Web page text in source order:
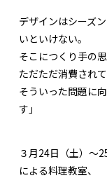
デザインはシーズ
いといけない。
そこにつくり手の
ただただ消費され
そういった問題に
す」
３月24日（土）〜
による料理教室、